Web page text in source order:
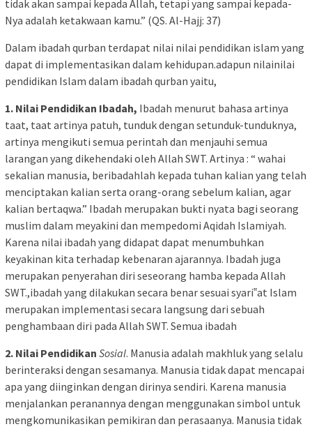
tidak akan sampai kepada Allah, tetapi yang sampai kepada-
Nya adalah ketakwaan kamu.” (QS. Al-Hajj: 37)
Dalam ibadah qurban terdapat nilai nilai pendidikan islam yang
dapat di implementasikan dalam kehidupan.adapun nilainilai
pendidikan Islam dalam ibadah qurban yaitu,
1. Nilai Pendidikan Ibadah, Ibadah menurut bahasa artinya
taat, taat artinya patuh, tunduk dengan setunduk-tunduknya,
artinya mengikuti semua perintah dan menjauhi semua
larangan yang dikehendaki oleh Allah SWT. Artinya : “ wahai
sekalian manusia, beribadahlah kepada tuhan kalian yang telah
menciptakan kalian serta orang-orang sebelum kalian, agar
kalian bertaqwa.” Ibadah merupakan bukti nyata bagi seorang
muslim dalam meyakini dan mempedomi Aqidah Islamiyah.
Karena nilai ibadah yang didapat dapat menumbuhkan
keyakinan kita terhadap kebenaran ajarannya. Ibadah juga
merupakan penyerahan diri seseorang hamba kepada Allah
SWT.,ibadah yang dilakukan secara benar sesuai syari‟at Islam
merupakan implementasi secara langsung dari sebuah
penghambaan diri pada Allah SWT. Semua ibadah
2. Nilai Pendidikan Sosial. Manusia adalah makhluk yang selalu
berinteraksi dengan sesamanya. Manusia tidak dapat mencapai
apa yang diinginkan dengan dirinya sendiri. Karena manusia
menjalankan peranannya dengan menggunakan simbol untuk
mengkomunikasikan pemikiran dan perasaanya. Manusia tidak